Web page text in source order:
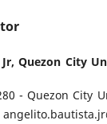
Jr,Quezon City
- Quezon City